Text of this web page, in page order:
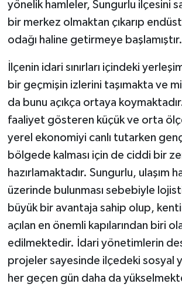
yönelik hamleler, Sungurlu ilçesini
bir merkez olmaktan çıkarıp
odağı haline getirmeye başlamıştır.
İlçenin idari sınırları içindeki
bir geçmişin izlerini taşımakta ve
da bunu açıkça ortaya
faaliyet gösteren küçük ve orta
yerel ekonomiyi canlı tutarken
bölgede kalması için de ciddi bir
hazırlamaktadır. Sungurlu, ulaşım
üzerinde bulunması sebebiyle
büyük bir avantaja sahip olup,
açılan en önemli kapılarından biri
edilmektedir. İdari yönetimlerin
projeler sayesinde ilçedeki sosyal
her geçen gün daha da